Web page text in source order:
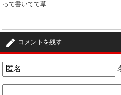
って書いてて草
匿名 ( 2022年3月4日 8:10 PM )
二宮さんときも似たようなこと言って狂
のって泣きわめくんだから毒親みたい。
コメントを残す